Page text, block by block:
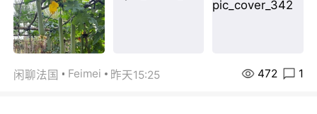
闲聊法国 Feimei 昨天15:25 472 1